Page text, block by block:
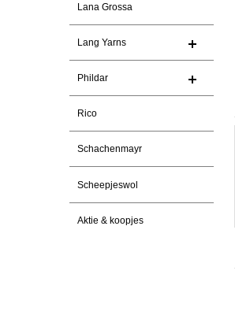
Lana Grossa
Lang Yarns
Phildar
Rico
Schachenmayr
Scheepjeswol
Aktie & koopjes
Snelle levering en een keurig
pakket Ga er weer leuke pakket
van maken voor de markt.